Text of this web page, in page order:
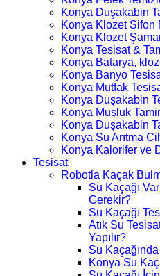
Konya Duşakabin
Konya Klozet Sifon
Konya Klozet
Konya Tesisat &
Konya Batarya,
Konya Banyo
Konya Mutfak
Konya Duşakabin
Konya Musluk
Konya Duşakabin
Konya Su Arıtma
Konya Kalorifer ve
Tesisat
Robotla Kaçak
Su Kaçağı
Gerekir?
Su Kaçağı
Atık Su
Yapılır?
Su
Konya Su